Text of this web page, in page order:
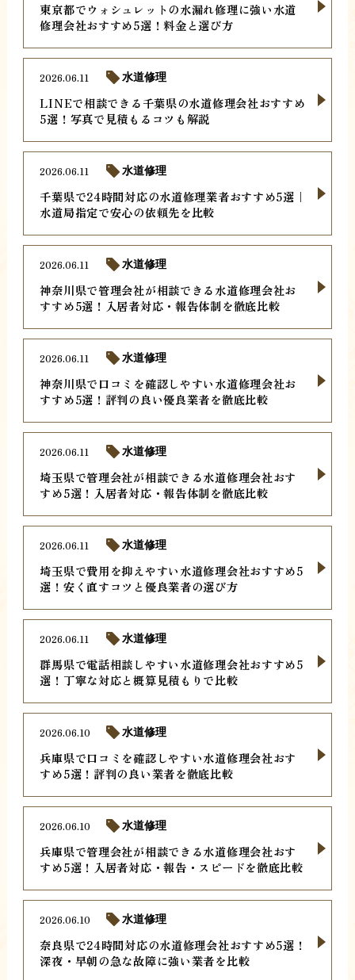
東京都でウォシュレットの水漏れ修理に強い水道
修理会社おすすめ5選！料金と選び方
LINEで相談できる千葉県の水道修理会社おすすめ
5選！写真で見積もるコツも解説
2026.06.11 水道修理
千葉県で24時間対応の水道修理業者おすすめ5選｜
水道局指定で安心の依頼先を比較
2026.06.11 水道修理
神奈川県で管理会社が相談できる水道修理会社お
すすめ5選！入居者対応・報告体制を徹底比較
2026.06.11 水道修理
神奈川県で口コミを確認しやすい水道修理会社お
すすめ5選！評判の良い優良業者を徹底比較
2026.06.11 水道修理
埼玉県で管理会社が相談できる水道修理会社おす
すめ5選！入居者対応・報告体制を徹底比較
2026.06.11 水道修理
埼玉県で費用を抑えやすい水道修理会社おすすめ5
選！安く直すコツと優良業者の選び方
2026.06.11 水道修理
群馬県で電話相談しやすい水道修理会社おすすめ5
選！丁寧な対応と概算見積もりで比較
2026.06.11 水道修理
兵庫県で口コミを確認しやすい水道修理会社おす
すめ5選！評判の良い業者を徹底比較
2026.06.10 水道修理
兵庫県で管理会社が相談できる水道修理会社おす
すめ5選！入居者対応・報告・スピードを徹底比較
2026.06.10 水道修理
奈良県で24時間対応の水道修理会社おすすめ5選！
深夜・早朝の急な故障に強い業者を比較
2026.06.10 水道修理